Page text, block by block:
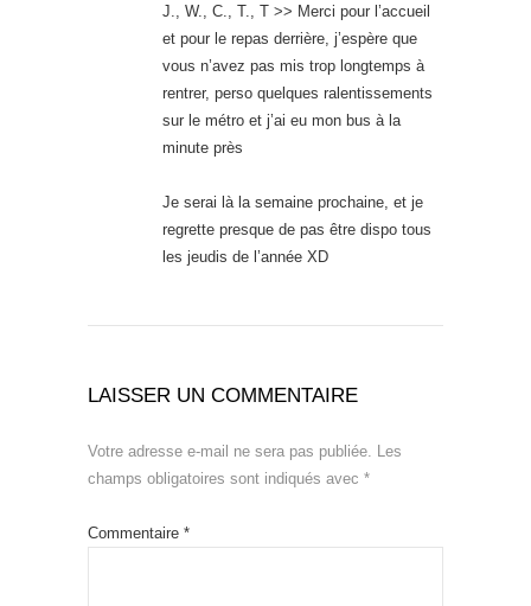
J., W., C., T., T >> Merci pour l’accueil
et pour le repas derrière, j’espère que
vous n’avez pas mis trop longtemps à
rentrer, perso quelques ralentissements
sur le métro et j’ai eu mon bus à la
minute près
Je serai là la semaine prochaine, et je
regrette presque de pas être dispo tous
les jeudis de l’année XD
LAISSER UN COMMENTAIRE
Votre adresse e-mail ne sera pas publiée.
Les
champs obligatoires sont indiqués avec *
Commentaire *